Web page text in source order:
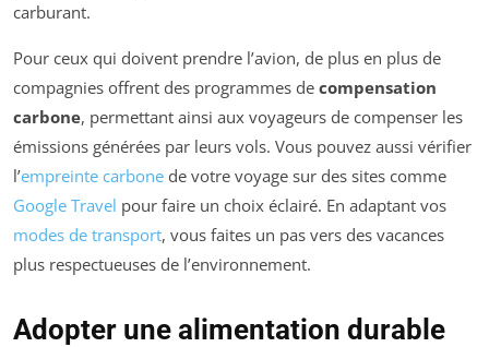
carburant.
Pour ceux qui doivent prendre l’avion, de plus en plus de
compagnies offrent des programmes de compensation
carbone, permettant ainsi aux voyageurs de compenser les
émissions générées par leurs vols. Vous pouvez aussi vérifier
l’empreinte carbone de votre voyage sur des sites comme
Google Travel pour faire un choix éclairé. En adaptant vos
modes de transport, vous faites un pas vers des vacances
plus respectueuses de l’environnement.
Adopter une alimentation durable